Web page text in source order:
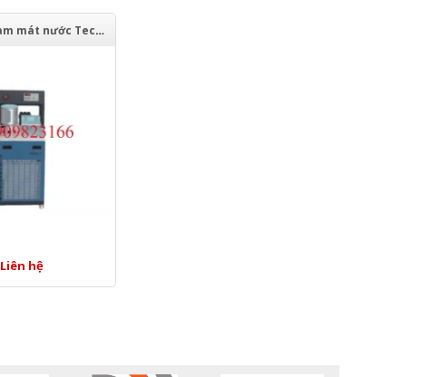
Hệ thống làm mát nước Technotrans alpha.d 10-2 L
Liên hệ